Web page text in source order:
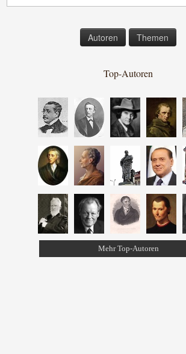
Autoren Themen
Top-Autoren
Mehr Top-Autoren